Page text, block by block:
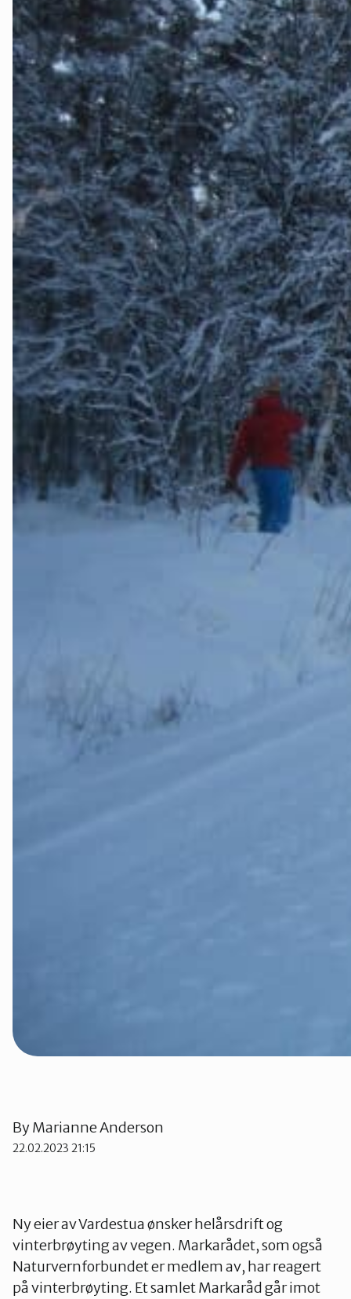
Ørsta og
Rauma
Tingvoll
ByMarianne Anderson
22.02.2023 21:15
Ny eier av Vardestua ønsker helårsdrift og
vinterbrøyting av vegen. Markarådet, som også
Naturvernforbundet er medlem av, har reagert
på vinterbrøyting. Et samlet Markaråd går imot